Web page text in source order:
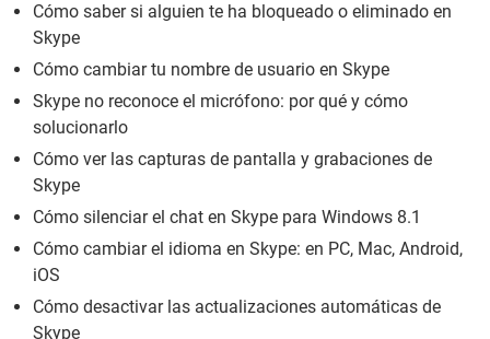
Cómo saber si alguien te ha bloqueado o eliminado en
Skype
Cómo cambiar tu nombre de usuario en Skype
Skype no reconoce el micrófono: por qué y cómo
solucionarlo
Cómo ver las capturas de pantalla y grabaciones de
Skype
Cómo silenciar el chat en Skype para Windows 8.1
Cómo cambiar el idioma en Skype: en PC, Mac, Android,
iOS
Cómo desactivar las actualizaciones automáticas de
Skype